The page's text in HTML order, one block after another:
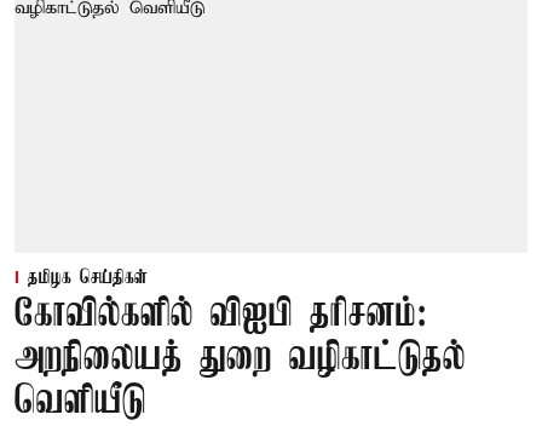
தமிழக செய்திகள்
கோவில்களில் விஐபி தரிசனம்:
அறநிலையத் துறை வழிகாட்டுதல்
வெளியீடு